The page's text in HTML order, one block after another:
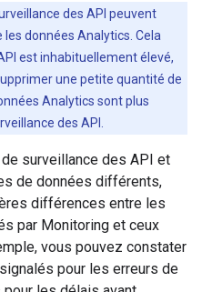
des API peuvent
données Analytics. Cela
est inhabituellement élevé,
une petite quantité de
Analytics sont plus
des API.
surveillance des API et
de données différents,
différences entre les
par Monitoring et ceux
vous pouvez constater
pour les erreurs de